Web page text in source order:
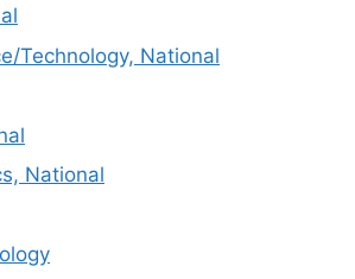
Technology, National
National